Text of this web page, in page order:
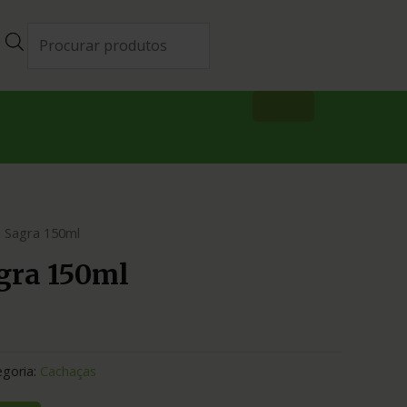
150ml
150ml
Cachaças